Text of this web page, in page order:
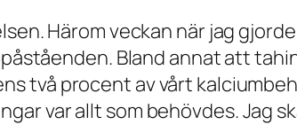
Härom veckan när jag
Bland annat att
två procent av vårt
var allt som behövdes. Jag